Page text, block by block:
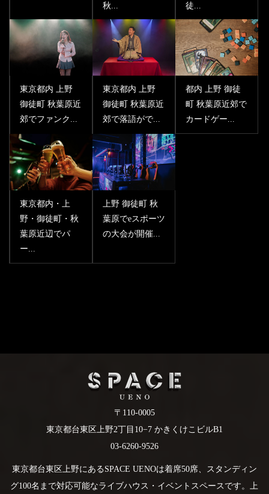
秋...
徒...
東京都内 上野
御徒町 秋葉原近
郊でファンク...
東京都内 上野
御徒町 秋葉原近
郊で落語がで...
都内 上野 御徒
町 秋葉原近郊で
カードゲー...
東京都内・上
野・御徒町・秋
葉原近辺でパ
ー...
上野 御徒町 秋
葉原でeスポーツ
の大会が開催...
〒110-0005
東京都台東区上野2丁目10−7 かきくけこビルB1
03-6260-9526
東京都台東区上野にあるSPACE UENOは着席50席、スタンディン
グ100名まで対応可能なライブハウス・イベントスペースです。上